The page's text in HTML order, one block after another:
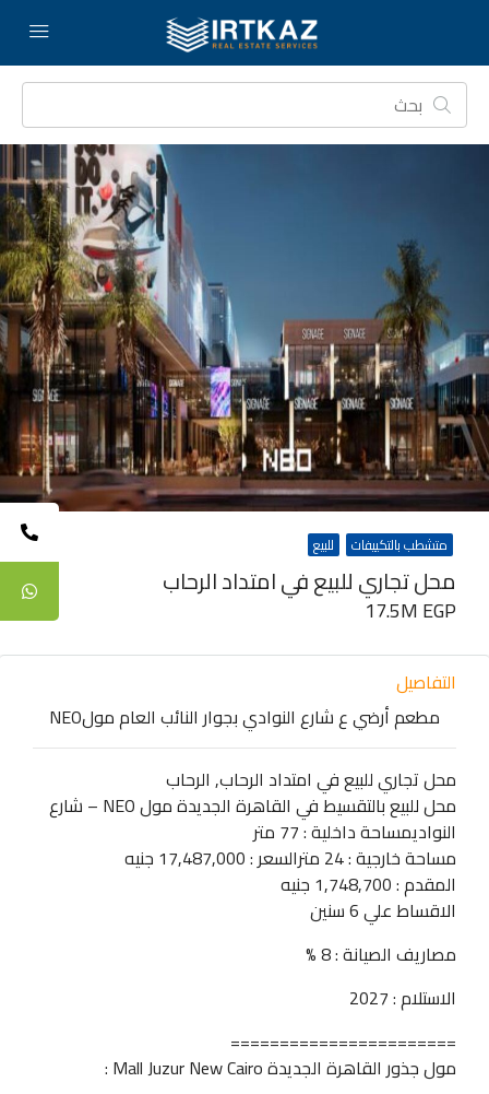
متشطب بالتكييفات للبيع
محل تجاري للبيع في امتداد الرحاب
17.5M EGP
التفاصيل
مطعم أرضي ع شارع النوادي بجوار النائب العام مولNEO
محل تجاري للبيع في امتداد الرحاب, الرحاب
محل للبيع بالتقسيط في القاهرة الجديدة مول NEO – شارع
النواديمساحة داخلية : 77 متر
مساحة خارجية : 24 مترالسعر : 17,487,000 جنيه
المقدم : 1,748,700 جنيه
الاقساط علي 6 سنين
مصاريف الصيانة : 8 %
الاستلام : 2027
=======================
مول جذور القاهرة الجديدة Mall Juzur New Cairo :